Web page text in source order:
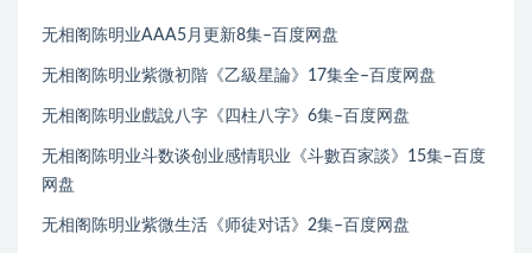
无相阁陈明业AAA5月更新8集–百度网盘
无相阁陈明业紫微初階《乙級星論》17集全–百度网盘
无相阁陈明业戲說八字《四柱八字》6集–百度网盘
无相阁陈明业斗数谈创业感情职业《斗數百家談》15集–百度
网盘
无相阁陈明业紫微生活《师徒对话》2集–百度网盘